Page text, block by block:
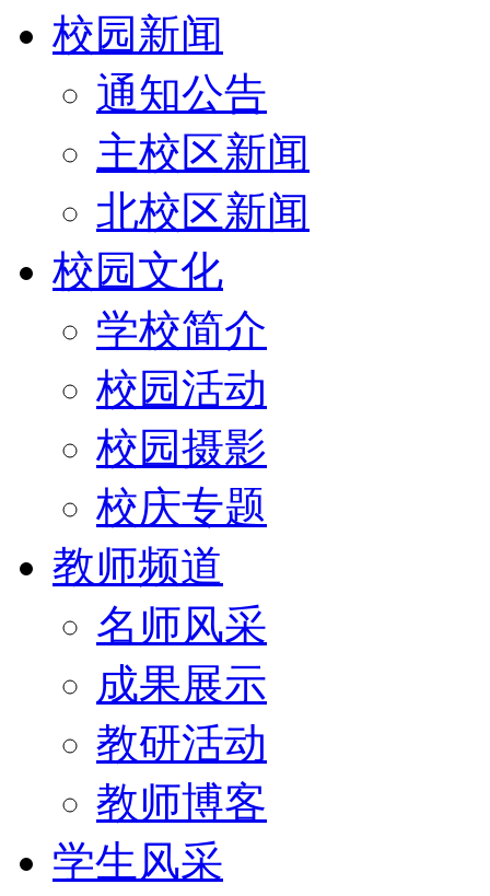
校园新闻
通知公告
主校区新闻
北校区新闻
校园文化
学校简介
校园活动
校园摄影
校庆专题
教师频道
名师风采
成果展示
教研活动
教师博客
学生风采